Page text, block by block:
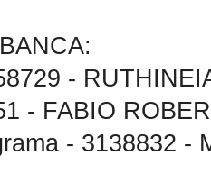
-
- FABIO
- 3138832 -